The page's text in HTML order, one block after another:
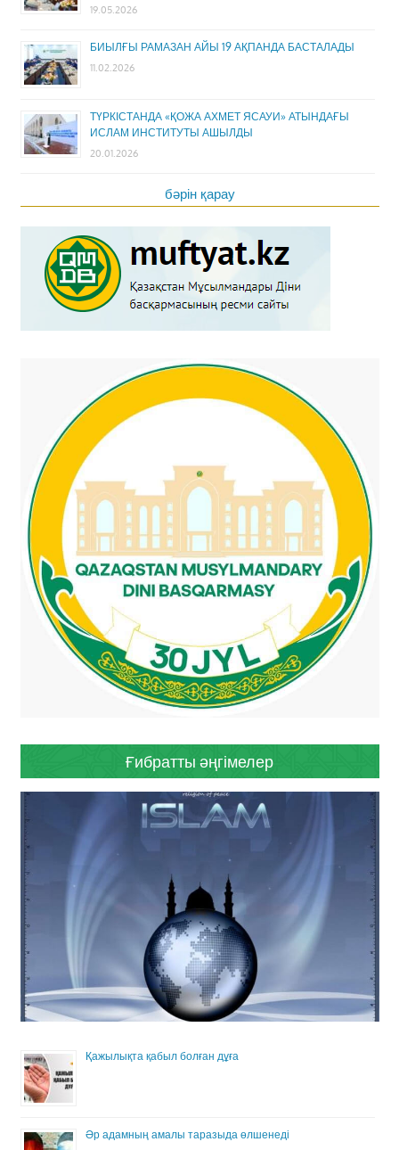
19.05.2026
БИЫЛҒЫ РАМАЗАН АЙЫ 19 АҚПАНДА БАСТАЛАДЫ
11.02.2026
ТҮРКІСТАНДА «ҚОЖА АХМЕТ ЯСАУИ» АТЫНДАҒЫ
ИСЛАМ ИНСТИТУТЫ АШЫЛДЫ
20.01.2026
бәрін қарау
Ғибратты әңгімелер
Қажылықта қабыл болған дұға
Әр адамның амалы таразыда өлшенеді